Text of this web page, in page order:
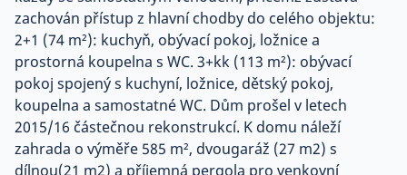
zachován přístup z hlavní chodby do celého objektu:
2+1 (74 m²): kuchyň, obývací pokoj, ložnice a
prostorná koupelna s WC. 3+kk (113 m²): obývací
pokoj spojený s kuchyní, ložnice, dětský pokoj,
koupelna a samostatné WC. Dům prošel v letech
2015/16 částečnou rekonstrukcí. K domu náleží
zahrada o výměře 585 m², dvougaráž (27 m2) s
dílnou(21 m2) a příjemná pergola pro venkovní